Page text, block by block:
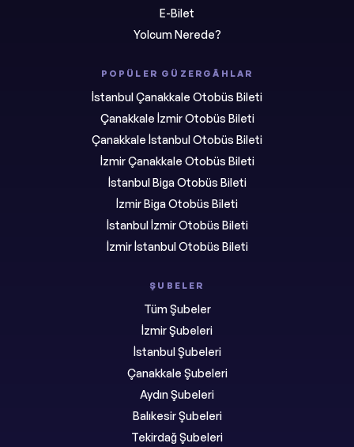
E-Bilet
Yolcum Nerede?
POPÜLER GÜZERGÂHLAR
İstanbul Çanakkale Otobüs Bileti
Çanakkale İzmir Otobüs Bileti
Çanakkale İstanbul Otobüs Bileti
İzmir Çanakkale Otobüs Bileti
İstanbul Biga Otobüs Bileti
İzmir Biga Otobüs Bileti
İstanbul İzmir Otobüs Bileti
İzmir İstanbul Otobüs Bileti
ŞUBELER
Tüm Şubeler
İzmir Şubeleri
İstanbul Şubeleri
Çanakkale Şubeleri
Aydın Şubeleri
Balıkesir Şubeleri
Tekirdağ Şubeleri